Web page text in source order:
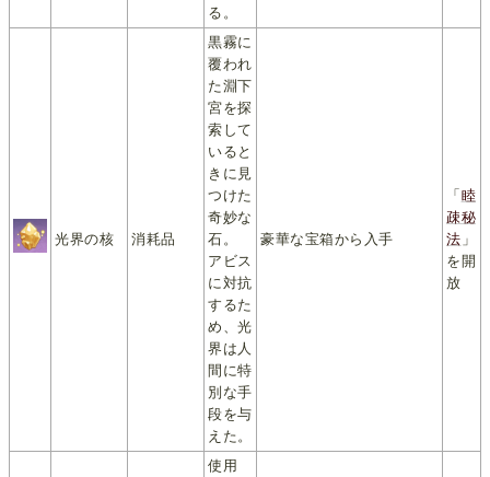
る。
光界の核 消耗品
黒霧に
覆われ
た淵下
宮を探
索して
いると
きに見
つけた
奇妙な
石。
アビス
に対抗
するた
め、光
界は人
間に特
別な手
段を与
えた。
豪華な宝箱から入手
「睦
疎秘
法 」
を開
放
使用